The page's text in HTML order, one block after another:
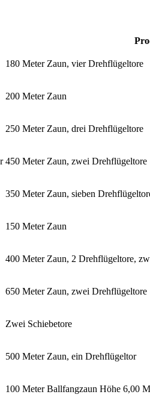
180 Meter Zaun, vier Drehflügeltore
200 Meter Zaun
250 Meter Zaun, drei Drehflügeltore
450 Meter Zaun, zwei Drehflügeltore
350 Meter Zaun, sieben
150 Meter Zaun
400 Meter Zaun, 2 Drehflügeltore,
650 Meter Zaun, zwei Drehflügeltore
Zwei Schiebetore
500 Meter Zaun, ein Drehflügeltor
100 Meter Ballfangzaun Höhe 6,00